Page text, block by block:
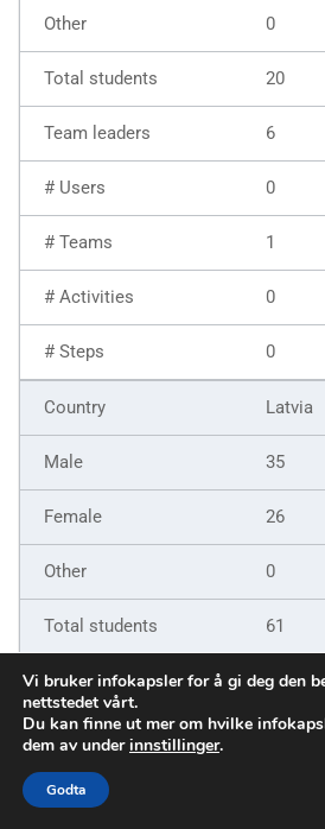
0
20
6
0
1
0
0
Latvia
35
26
0
61
9
6
Vi bruker infokapsler for å gi deg den
nettstedet vårt.
Du kan finne ut mer om hvilke
dem av underinnstillinger.
Godta